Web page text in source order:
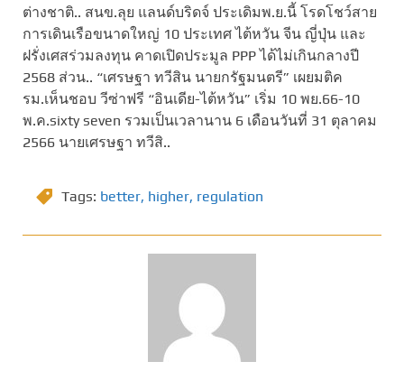
ต่างชาติ.. สนข.ลุย แลนด์บริดจ์ ประเดิมพ.ย.นี้ โรดโชว์สาย
การเดินเรือขนาดใหญ่ 10 ประเทศ ไต้หวัน จีน ญี่ปุ่น และ
ฝรั่งเศสร่วมลงทุน คาดเปิดประมูล PPP ได้ไม่เกินกลางปี
2568 ส่วน.. “เศรษฐา ทวีสิน นายกรัฐมนตรี” เผยมติค
รม.เห็นชอบ วีซ่าฟรี “อินเดีย-ไต้หวัน” เริ่ม 10 พย.66-10
พ.ค.sixty seven รวมเป็นเวลานาน 6 เดือนวันที่ 31 ตุลาคม
2566 นายเศรษฐา ทวีสิ..
Tags: better, higher, regulation